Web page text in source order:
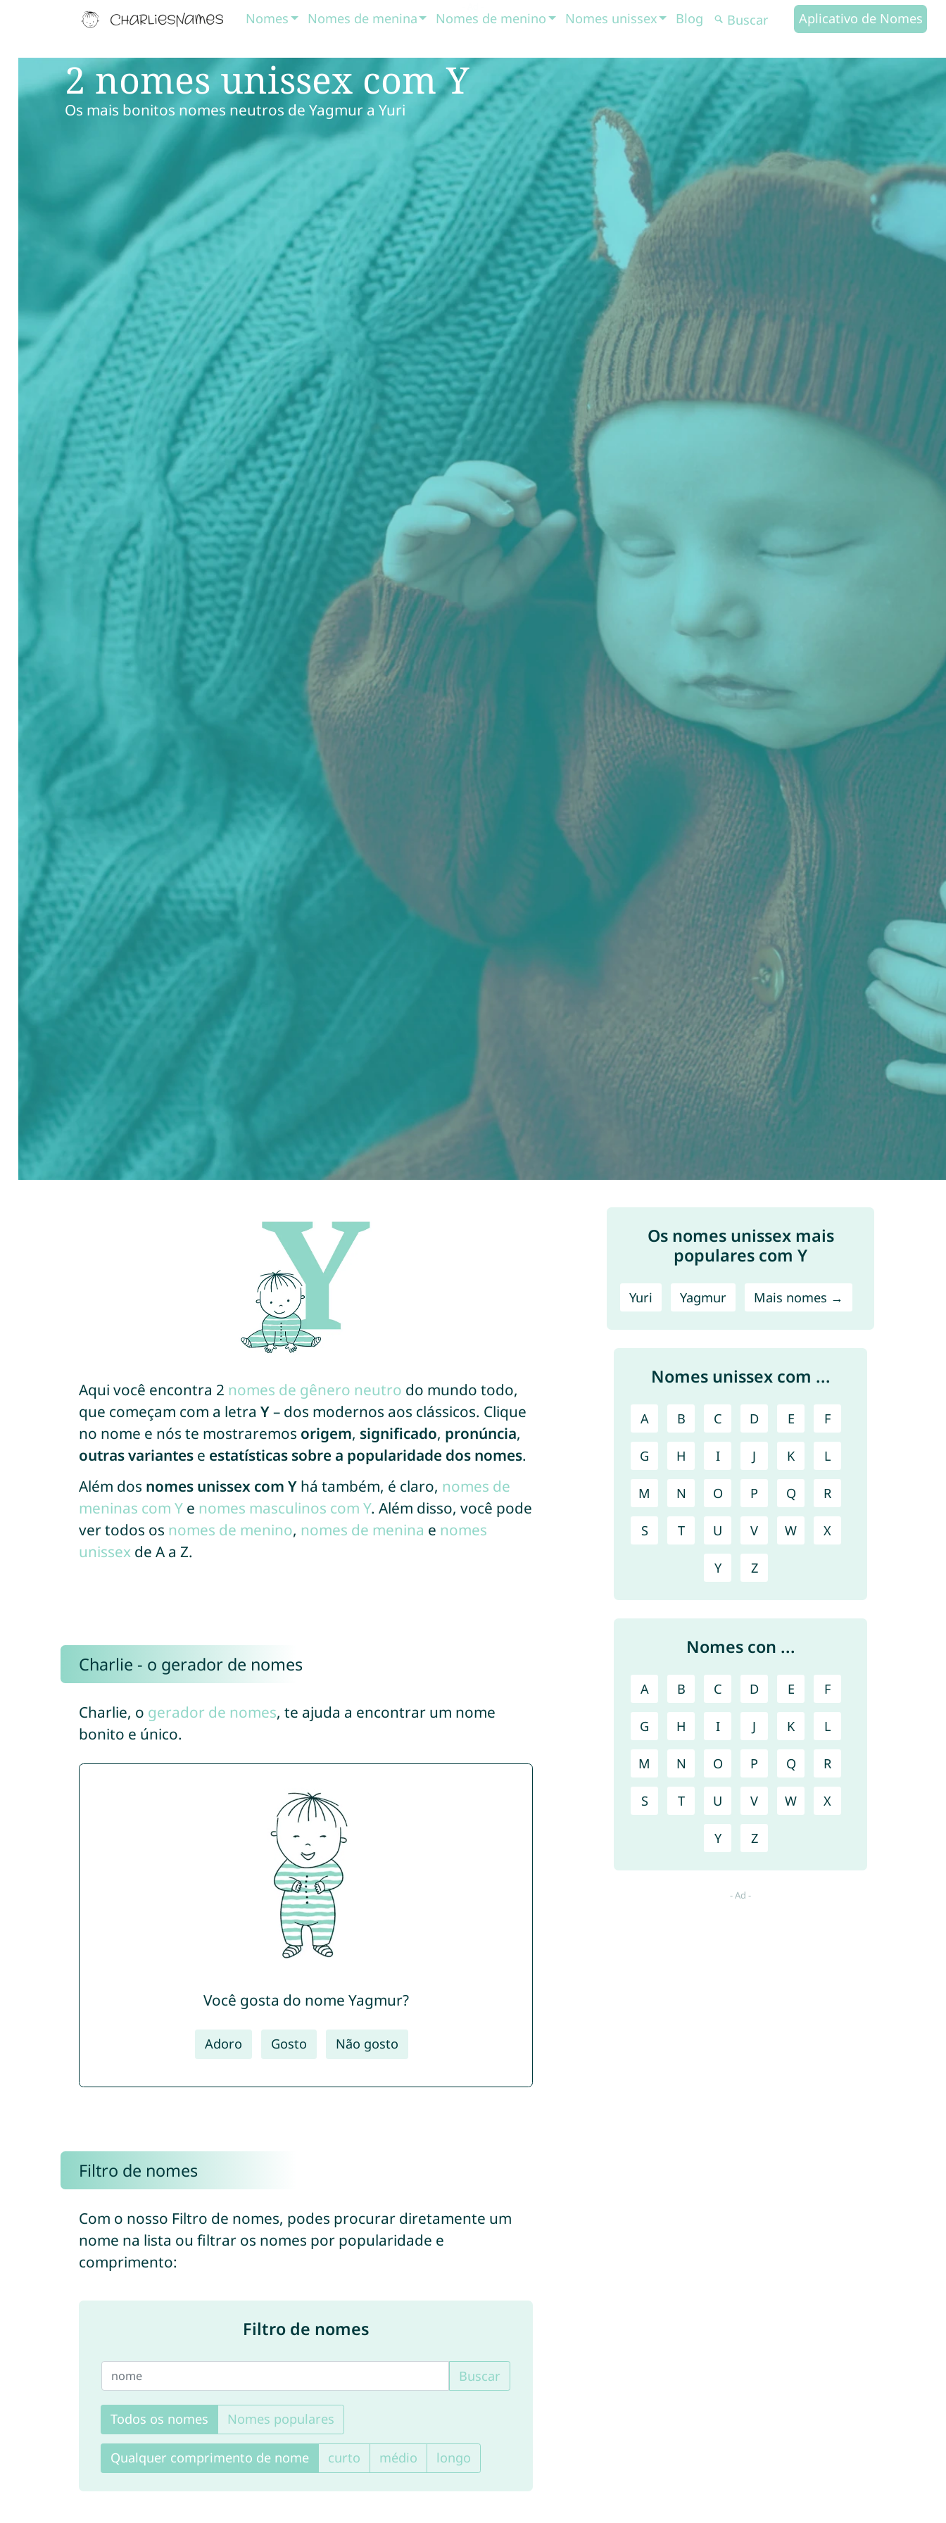
Nomes Nomes de menina Nomes de menino Nomes unissex Blog Aplicativo de Nomes
2 nomes unissex com Y
Os mais bonitos nomes neutros de Yagmur a Yuri
Aqui você encontra 2 nomes de gênero neutro do mundo todo,
que começam com a letra Y– dos modernos aos clássicos. Clique
no nome e nós te mostraremos origem, significado, pronúncia,
outras variantese estatísticas sobre a popularidade dos nomes.
Além dos nomes unissex com Yhá também, é claro, nomes de
meninas com Ye nomes masculinos com Y. Além disso, você pode
ver todos os nomes de menino, nomes de menina e nomes
unissexde A a Z.
Charlie - o gerador de nomes
Charlie, o gerador de nomes, te ajuda a encontrar um nome
bonito e único.
Você gosta do nome Yagmur?
Adoro Gosto Não gosto
Filtro de nomes
Com o nosso Filtro de nomes, podes procurar diretamente um
nome na lista ou filtrar os nomes por popularidade e
comprimento:
Filtro de nomes
Buscar
Todos os nomes Nomes populares
Qualquer comprimento de nome curto médio longo
Os nomes unissex mais
populares com Y
Yuri Yagmur Mais nomes →
Nomes unissex com ...
A B C D E F
G H I J K L
M N O P Q R
S T U V W X
Y Z
Nomes con ...
A B C D E F
G H I J K L
M N O P Q R
S T U V W X
Y Z